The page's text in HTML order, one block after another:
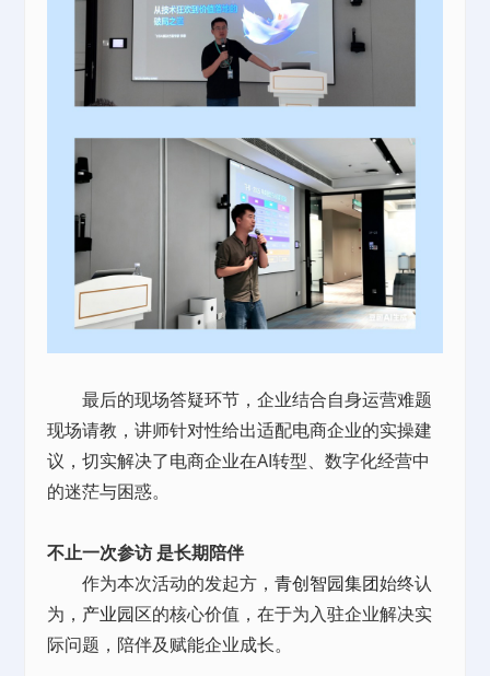
最后的现场答疑环节，企业结合自身运营难题
现场请教，讲师针对性给出适配电商企业的实操建
议，切实解决了电商企业在AI转型、数字化经营中
的迷茫与困惑。
不止一次参访 是长期陪伴
作为本次活动的发起方，青创智园集团始终认
为， 产业园区的核心价值，在于为入驻企业解决实
际问题，陪伴及赋能企业成长。